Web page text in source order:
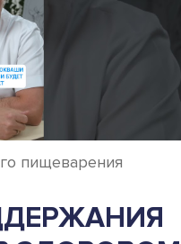
пищеварения